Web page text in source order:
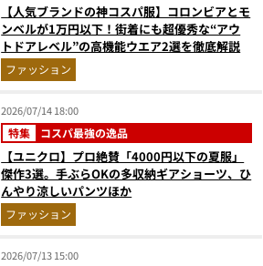
【人気ブランドの神コスパ服】コロンビアとモ
ンベルが1万円以下！街着にも超優秀な“アウ
トドアレベル”の高機能ウエア2選を徹底解説
ファッション
2026/07/14 18:00
特集 コスパ最強の逸品
【ユニクロ】プロ絶賛「4000円以下の夏服」
傑作3選。手ぶらOKの多収納ギアショーツ、ひ
んやり涼しいパンツほか
ファッション
2026/07/13 15:00